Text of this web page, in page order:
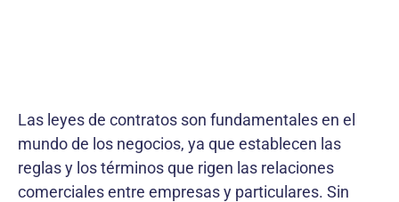
Las leyes de contratos son fundamentales en el
mundo de los negocios, ya que establecen las
reglas y los términos que rigen las relaciones
comerciales entre empresas y particulares. Sin